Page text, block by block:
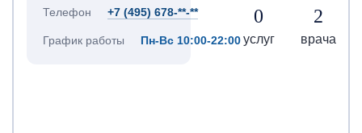
Телефон +7 (495) 678-**-**
График работы Пн-Вс 10:00-22:00
0
услуг
2
врача